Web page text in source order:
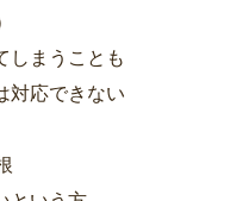
しまうことも
対応できない